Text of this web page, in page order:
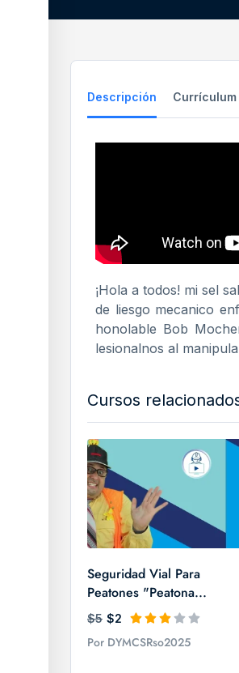
Descripción Currículum
¡Hola a todos! mi sel
de liesgo mecanico
honolable Bob
lesionalnos al
Cursos
Seguridad Vial Para
Peatones "Peatona...
$5 $2
Por DYMCSRso2025